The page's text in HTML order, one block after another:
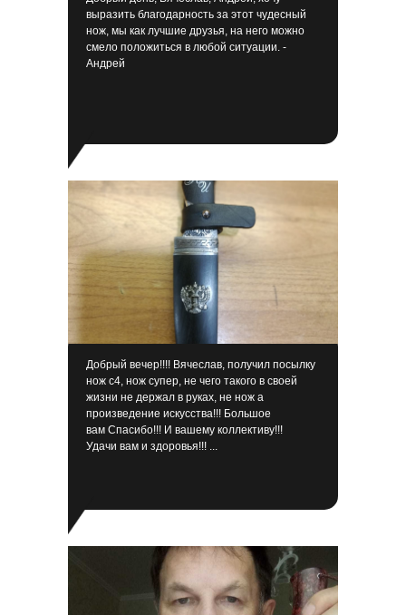
выразить благодарность за этот чудесный
нож, мы как лучшие друзья, на него можно
смело положиться в любой ситуации. -
Андрей
Добрый вечер!!!! Вячеслав, получил посылку
нож с4, нож супер, не чего такого в своей
жизни не держал в руках, не нож а
произведение искусства!!! Большое
вам Спасибо!!! И вашему коллективу!!!
Удачи вам и здоровья!!! ...